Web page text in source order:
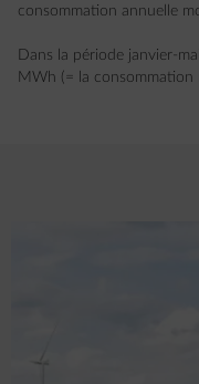
consommation annuelle
Dans la période janvier-
MWh (= la consommation